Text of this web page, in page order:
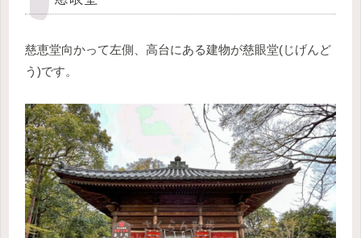
慈恵堂向かって左側、高台にある建物が慈眼堂(じげんど
う)です。